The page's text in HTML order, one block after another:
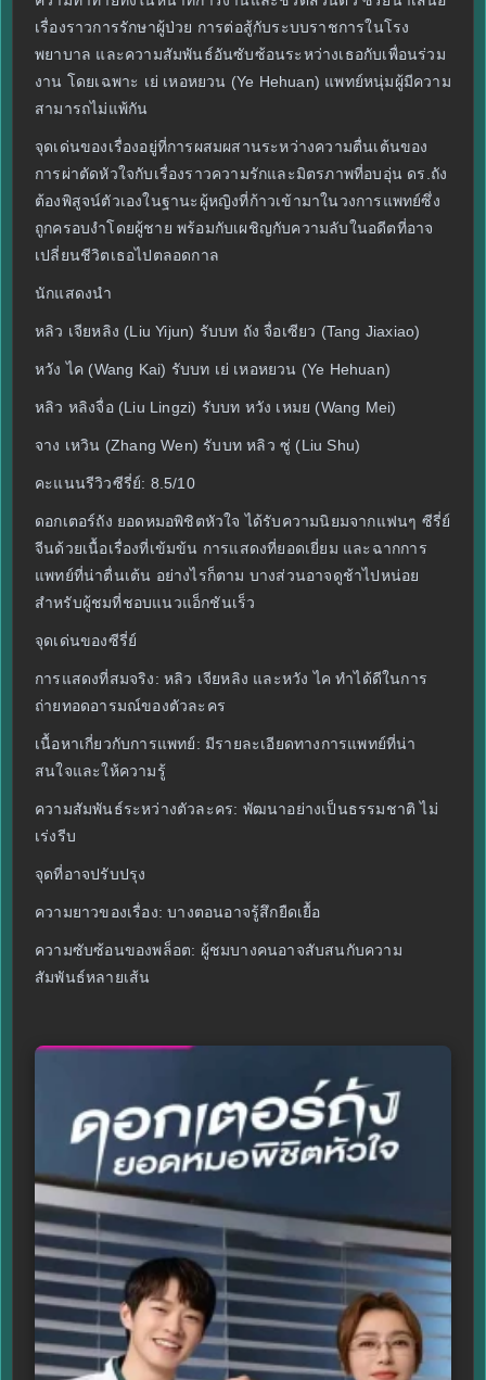
เรื่องราวการรักษาผู้ป่วย การต่อสู้กับระบบราชการในโรง
พยาบาล และความสัมพันธ์อันซับซ้อนระหว่างเธอกับเพื่อนร่วม
งาน โดยเฉพาะ เย่ เหอหยวน (Ye Hehuan) แพทย์หนุ่มผู้มีความ
สามารถไม่แพ้กัน
จุดเด่นของเรื่องอยู่ที่การผสมผสานระหว่างความตื่นเต้นของ
การผ่าตัดหัวใจกับเรื่องราวความรักและมิตรภาพที่อบอุ่น ดร.ถัง
ต้องพิสูจน์ตัวเองในฐานะผู้หญิงที่ก้าวเข้ามาในวงการแพทย์ซึ่ง
ถูกครอบงำโดยผู้ชาย พร้อมกับเผชิญกับความลับในอดีตที่อาจ
เปลี่ยนชีวิตเธอไปตลอดกาล
นักแสดงนำ
หลิว เจียหลิง (Liu Yijun) รับบท ถัง จื่อเซียว (Tang Jiaxiao)
หวัง ไค (Wang Kai) รับบท เย่ เหอหยวน (Ye Hehuan)
หลิว หลิงจื่อ (Liu Lingzi) รับบท หวัง เหมย (Wang Mei)
จาง เหวิน (Zhang Wen) รับบท หลิว ซู่ (Liu Shu)
คะแนนรีวิวซีรี่ย์: 8.5/10
ดอกเตอร์ถัง ยอดหมอพิชิตหัวใจ ได้รับความนิยมจากแฟนๆ ซีรี่ย์
จีนด้วยเนื้อเรื่องที่เข้มข้น การแสดงที่ยอดเยี่ยม และฉากการ
แพทย์ที่น่าตื่นเต้น อย่างไรก็ตาม บางส่วนอาจดูช้าไปหน่อย
สำหรับผู้ชมที่ชอบแนวแอ็กชันเร็ว
จุดเด่นของซีรี่ย์
การแสดงที่สมจริง: หลิว เจียหลิง และหวัง ไค ทำได้ดีในการ
ถ่ายทอดอารมณ์ของตัวละคร
เนื้อหาเกี่ยวกับการแพทย์: มีรายละเอียดทางการแพทย์ที่น่า
สนใจและให้ความรู้
ความสัมพันธ์ระหว่างตัวละคร: พัฒนาอย่างเป็นธรรมชาติ ไม่
เร่งรีบ
จุดที่อาจปรับปรุง
ความยาวของเรื่อง: บางตอนอาจรู้สึกยืดเยื้อ
ความซับซ้อนของพล็อต: ผู้ชมบางคนอาจสับสนกับความ
สัมพันธ์หลายเส้น